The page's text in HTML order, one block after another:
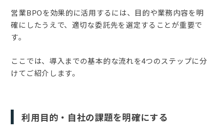
営業BPOを効果的に活用するには、目的や業務内容を明
確にしたうえで、適切な委託先を選定することが重要で
す。
ここでは、導入までの基本的な流れを4つのステップに分
けてご紹介します。
利用目的・自社の課題を明確にする